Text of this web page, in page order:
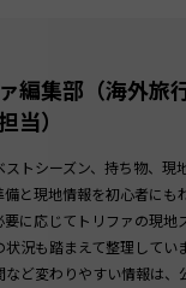
編集部（海外旅
当）
トシーズン、持ち物、現
備と現地情報を初心者にも
に応じてトリファの現地
状況も踏まえて整理してい
など変わりやすい情報は、